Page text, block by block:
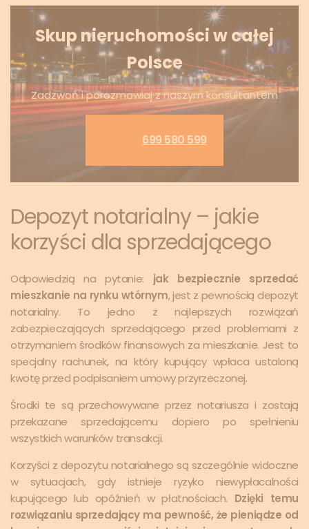
Skup nieruchomości w całej
Polsce
Zadzwoń i porozmawiaj z naszym konsultantem
699 580 599
Depozyt notarialny – jakie
korzyści dla sprzedającego
Odpowiedzią na pytanie: jak bezpiecznie sprzedać
mieszkanie na rynku wtórnym, jest z pewnością depozyt
notarialny. To jedno z najlepszych rozwiązań
zabezpieczających sprzedającego przed problemami z
otrzymaniem środków finansowych za mieszkanie. Jest to
specjalny rachunek, na który kupujący wpłaca ustaloną
kwotę przed podpisaniem umowy przyrzeczonej.
Środki te są przechowywane przez notariusza i zostają
przekazane sprzedającemu dopiero po spełnieniu
wszystkich warunków transakcji.
Korzyści z depozytu notarialnego są szczególnie widoczne
w sytuacjach, gdy istnieje ryzyko niewypłacalności
kupującego lub opóźnień w płatnościach. Dzięki temu
rozwiązaniu sprzedający ma pewność, że pieniądze od